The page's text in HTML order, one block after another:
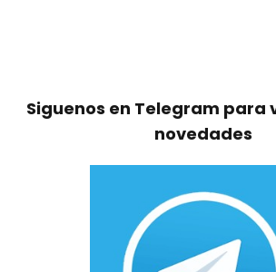
Siguenos en Telegram para
novedades